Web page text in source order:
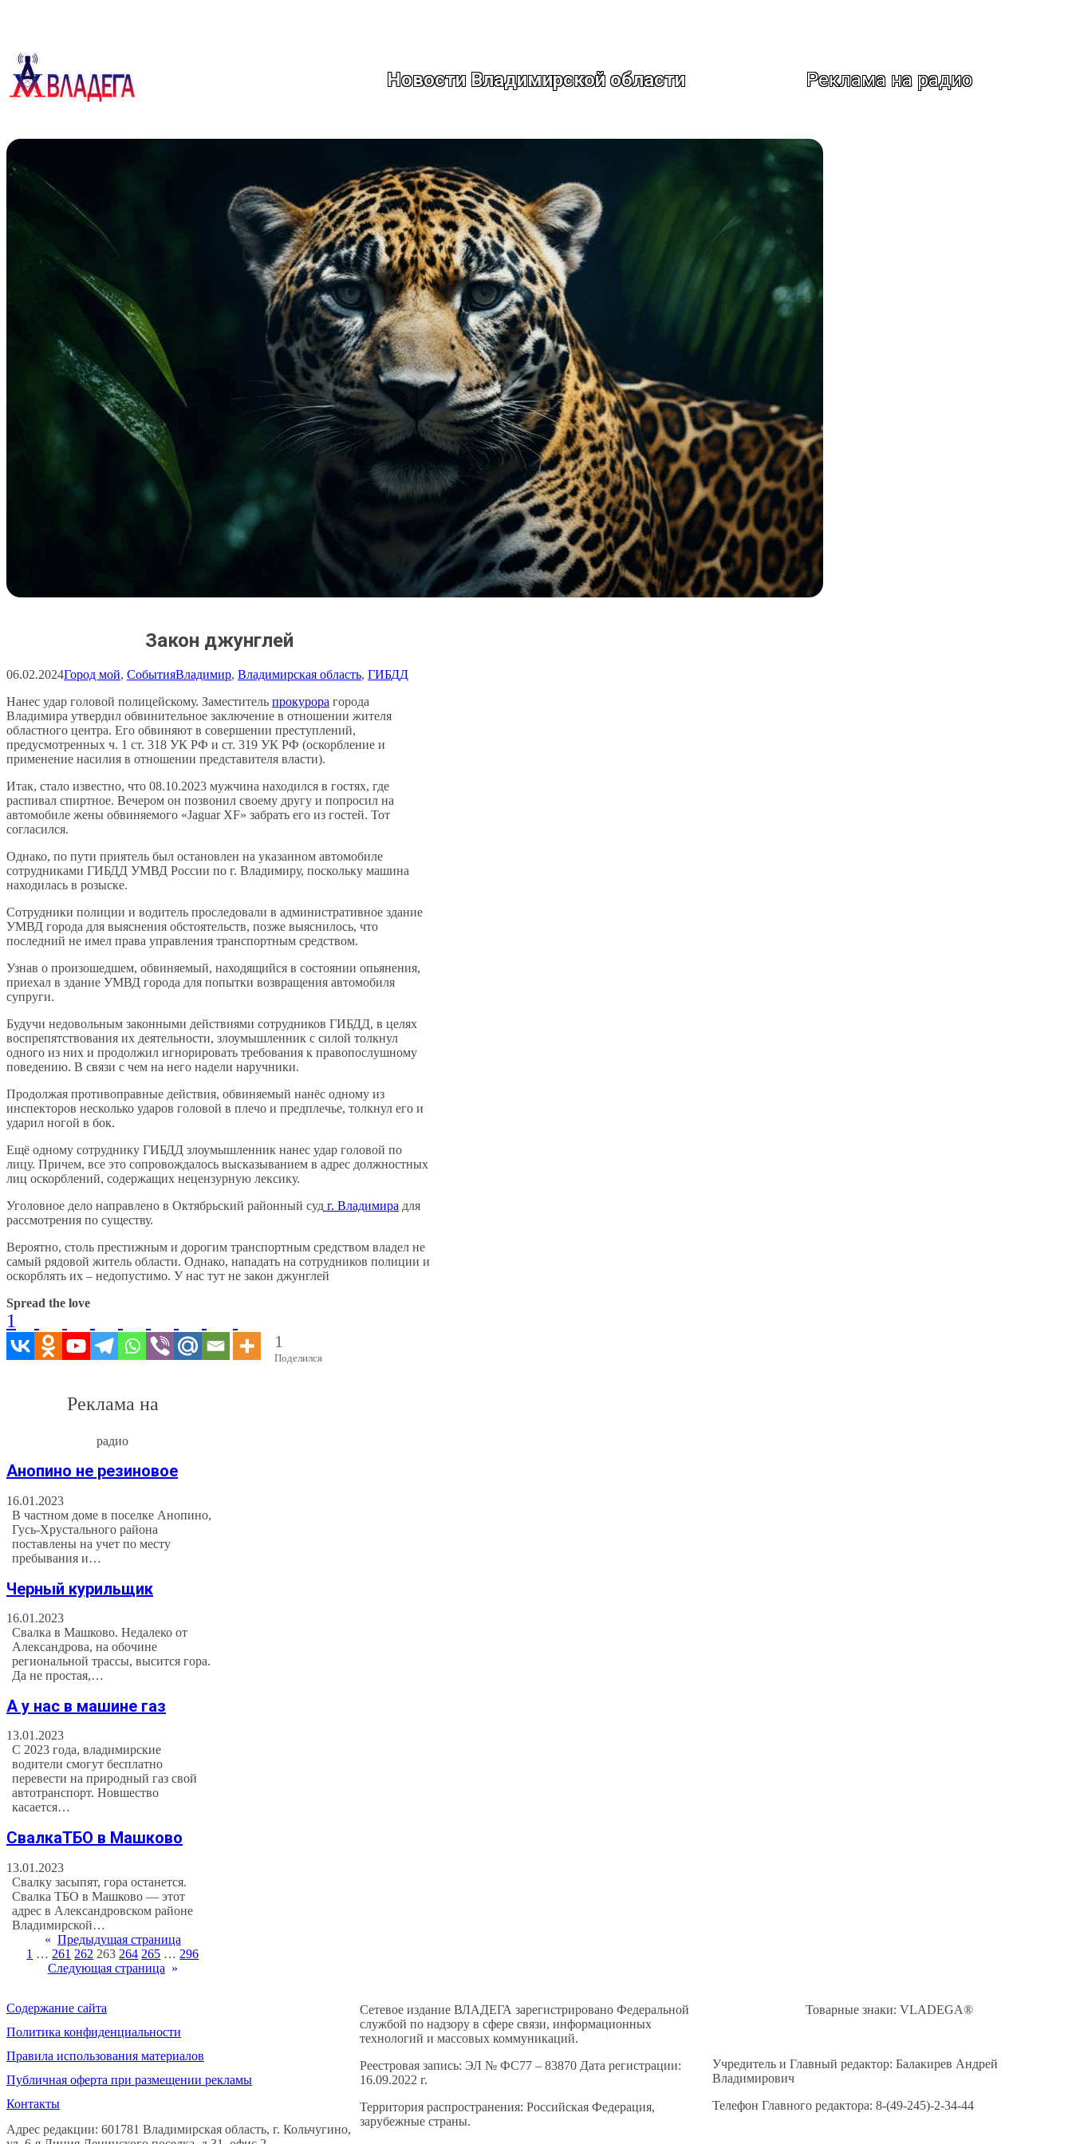
Новости Владимирской области Реклама на радио
Закон джунглей
06.02.2024Город мой, СобытияВладимир, Владимирская область, ГИБДД
Нанес удар головой полицейскому. Заместитель прокурора города
Владимира утвердил обвинительное заключение в отношении жителя
областного центра. Его обвиняют в совершении преступлений,
предусмотренных ч. 1 ст. 318 УК РФ и ст. 319 УК РФ (оскорбление и
применение насилия в отношении представителя власти).
Итак, стало известно, что 08.10.2023 мужчина находился в гостях, где
распивал спиртное. Вечером он позвонил своему другу и попросил на
автомобиле жены обвиняемого «Jaguar XF» забрать его из гостей. Тот
согласился.
Однако, по пути приятель был остановлен на указанном автомобиле
сотрудниками ГИБДД УМВД России по г. Владимиру, поскольку машина
находилась в розыске.
Сотрудники полиции и водитель проследовали в административное здание
УМВД города для выяснения обстоятельств, позже выяснилось, что
последний не имел права управления транспортным средством.
Узнав о произошедшем, обвиняемый, находящийся в состоянии опьянения,
приехал в здание УМВД города для попытки возвращения автомобиля
супруги.
Будучи недовольным законными действиями сотрудников ГИБДД, в целях
воспрепятствования их деятельности, злоумышленник с силой толкнул
одного из них и продолжил игнорировать требования к правопослушному
поведению. В связи с чем на него надели наручники.
Продолжая противоправные действия, обвиняемый нанёс одному из
инспекторов несколько ударов головой в плечо и предплечье, толкнул его и
ударил ногой в бок.
Ещё одному сотруднику ГИБДД злоумышленник нанес удар головой по
лицу. Причем, все это сопровождалось высказыванием в адрес должностных
лиц оскорблений, содержащих нецензурную лексику.
Уголовное дело направлено в Октябрьский районный суд г. Владимира для
рассмотрения по существу.
Вероятно, столь престижным и дорогим транспортным средством владел не
самый рядовой житель области. Однако, нападать на сотрудников полиции и
оскорблять их – недопустимо. У нас тут не закон джунглей
Spread the love
1
1
Поделился
Реклама на
радио
Анопино не резиновое
16.01.2023
В частном доме в поселке Анопино,
Гусь-Хрустального района
поставлены на учет по месту
пребывания и…
Черный курильщик
16.01.2023
Свалка в Машково. Недалеко от
Александрова, на обочине
региональной трассы, высится гора.
Да не простая,…
А у нас в машине газ
13.01.2023
С 2023 года, владимирские
водители смогут бесплатно
перевести на природный газ свой
автотранспорт. Новшество
касается…
СвалкаТБО в Машково
13.01.2023
Свалку засыпят, гора останется.
Свалка ТБО в Машково — этот
адрес в Александровском районе
Владимирской…
« Предыдущая страница
1 … 261 262 263 264 265 … 296
Следующая страница »
Содержание сайта
Политика конфиденциальности
Правила использования материалов
Публичная оферта при размещении рекламы
Контакты
Адрес редакции: 601781 Владимирская область, г. Кольчугино,
Сетевое издание ВЛАДЕГА зарегистрировано Федеральной
службой по надзору в сфере связи, информационных
технологий и массовых коммуникаций.
Реестровая запись: ЭЛ № ФС77 – 83870 Дата регистрации:
16.09.2022 г.
Территория распространения: Российская Федерация,
зарубежные страны.
Товарные знаки: VLADEGA®
Учредитель и Главный редактор: Балакирев Андрей
Владимирович
Телефон Главного редактора: 8-(49-245)-2-34-44